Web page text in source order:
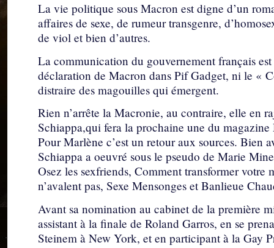
La vie politique sous Macron est digne d’un
affaires de sexe, de rumeur transgenre,
de viol et bien d’autres.
La communication du gouvernement français
déclaration de Macron dans Pif Gadget, ni le «
distraire des magouilles qui émergent.
Rien n’arrête la Macronie, au contraire, elle en
Schiappa,qui fera la prochaine une du magazine
Pour Marlène c’est un retour aux sources. Bien
Schiappa a oeuvré sous le pseudo de Marie
Osez les sexfriends, Comment transformer
n’avalent pas, Sexe Mensonges et Banlieue
Avant sa nomination au cabinet de la première
assistant à la finale de Roland Garros, en se
Steinem à New York, et en participant à la Gay